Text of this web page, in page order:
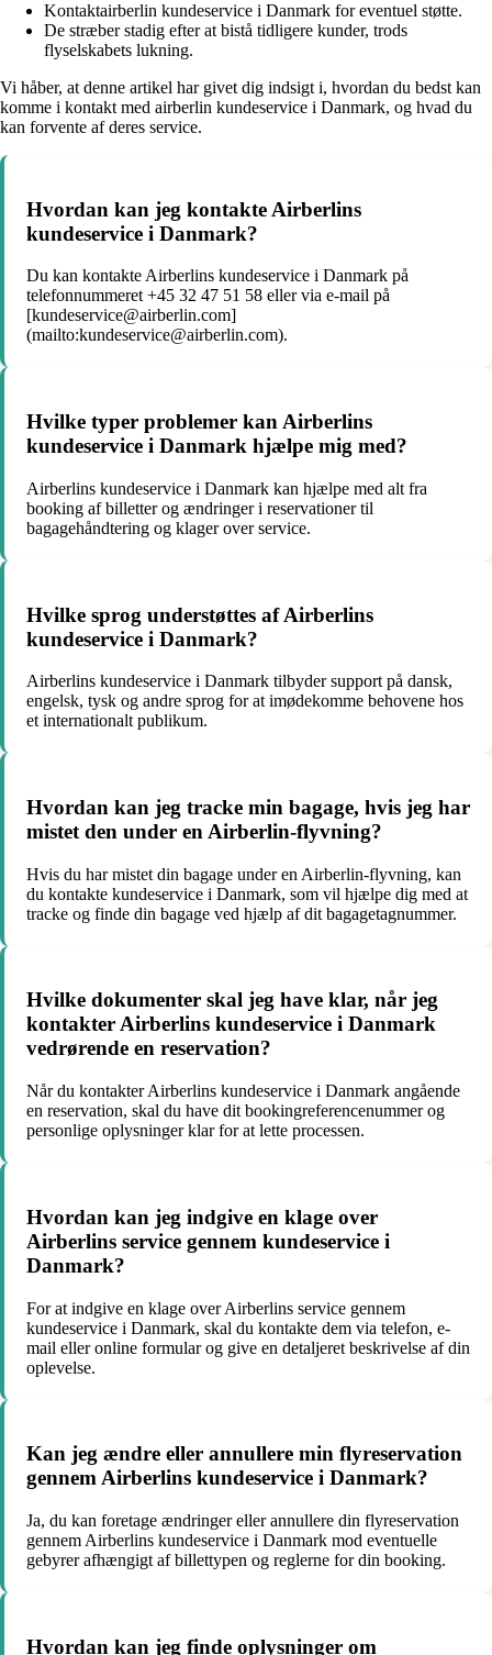
Kontaktairberlin kundeservice i Danmark for eventuel støtte.
De stræber stadig efter at bistå tidligere kunder, trods
flyselskabets lukning.
Vi håber, at denne artikel har givet dig indsigt i, hvordan du bedst kan
komme i kontakt med airberlin kundeservice i Danmark, og hvad du
kan forvente af deres service.
Hvordan kan jeg kontakte Airberlins
kundeservice i Danmark?
Du kan kontakte Airberlins kundeservice i Danmark på
telefonnummeret +45 32 47 51 58 eller via e-mail på
[kundeservice@airberlin.com]
(mailto:kundeservice@airberlin.com).
Hvilke typer problemer kan Airberlins
kundeservice i Danmark hjælpe mig med?
Airberlins kundeservice i Danmark kan hjælpe med alt fra
booking af billetter og ændringer i reservationer til
bagagehåndtering og klager over service.
Hvilke sprog understøttes af Airberlins
kundeservice i Danmark?
Airberlins kundeservice i Danmark tilbyder support på dansk,
engelsk, tysk og andre sprog for at imødekomme behovene hos
et internationalt publikum.
Hvordan kan jeg tracke min bagage, hvis jeg har
mistet den under en Airberlin-flyvning?
Hvis du har mistet din bagage under en Airberlin-flyvning, kan
du kontakte kundeservice i Danmark, som vil hjælpe dig med at
tracke og finde din bagage ved hjælp af dit bagagetagnummer.
Hvilke dokumenter skal jeg have klar, når jeg
kontakter Airberlins kundeservice i Danmark
vedrørende en reservation?
Når du kontakter Airberlins kundeservice i Danmark angående
en reservation, skal du have dit bookingreferencenummer og
personlige oplysninger klar for at lette processen.
Hvordan kan jeg indgive en klage over
Airberlins service gennem kundeservice i
Danmark?
For at indgive en klage over Airberlins service gennem
kundeservice i Danmark, skal du kontakte dem via telefon, e-
mail eller online formular og give en detaljeret beskrivelse af din
oplevelse.
Kan jeg ændre eller annullere min flyreservation
gennem Airberlins kundeservice i Danmark?
Ja, du kan foretage ændringer eller annullere din flyreservation
gennem Airberlins kundeservice i Danmark mod eventuelle
gebyrer afhængigt af billettypen og reglerne for din booking.
Hvordan kan jeg finde oplysninger om